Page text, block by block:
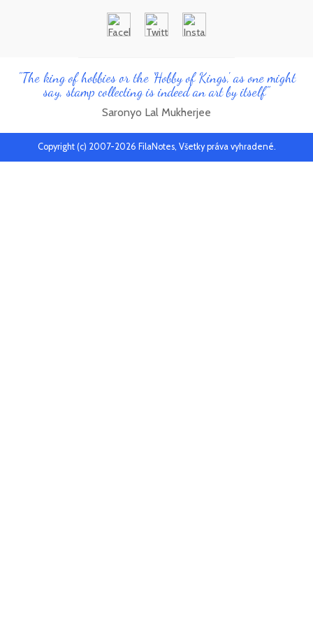
"The king of hobbies or the 'Hobby of Kings', as one might
say, stamp collecting is indeed an art by itself"
Saronyo Lal Mukherjee
Copyright (c) 2007-2026 FilaNotes, Všetky práva vyhradené.